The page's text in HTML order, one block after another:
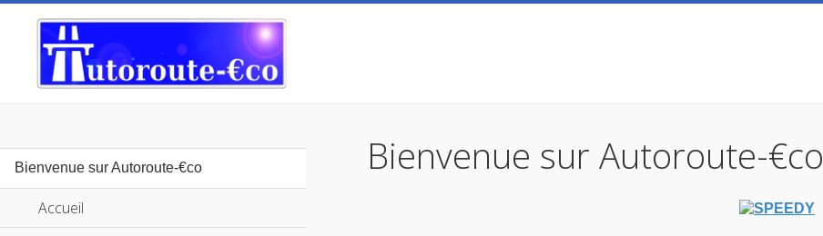
Bienvenue sur Autoroute-€co
Accueil
Bienvenue sur Autoroute-€co